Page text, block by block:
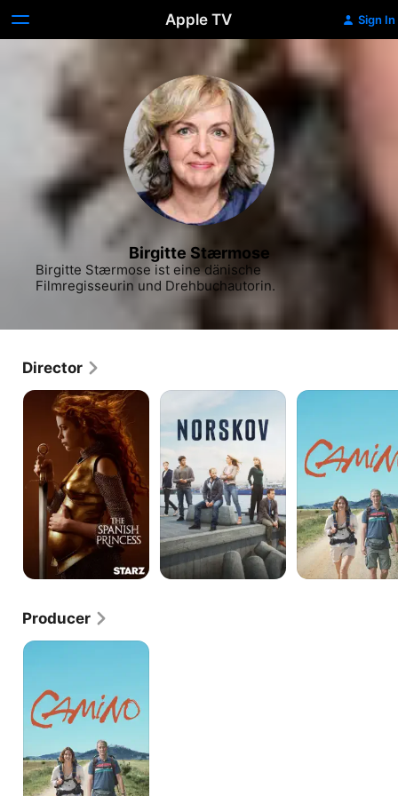
Apple TV Sign In
Birgitte Stærmose
Birgitte Stærmose ist eine dänische
Filmregisseurin und Drehbuchautorin.
Director
The
Spanish
Princess
Norskov CAMINO
Producer
CAMINO